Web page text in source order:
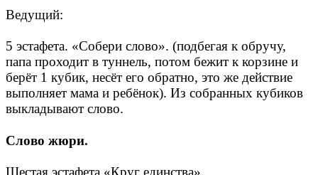
Ведущий:
5 эстафета. «Собери слово». (подбегая к обручу,
папа проходит в туннель, потом бежит к корзине и
берёт 1 кубик, несёт его обратно, это же действие
выполняет мама и ребёнок). Из собранных кубиков
выкладывают слово.
Слово жюри.
Шестая эстафета «Круг единства».